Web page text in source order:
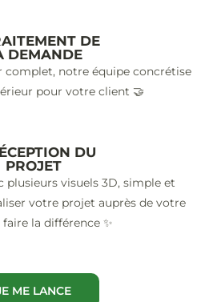
DE
DEMANDE
complet, notre équipe concrétise
pour votre client 🤝
DU
PROJET
plusieurs visuels 3D, simple et
votre projet auprès de votre
la différence ✨
ME LANCE